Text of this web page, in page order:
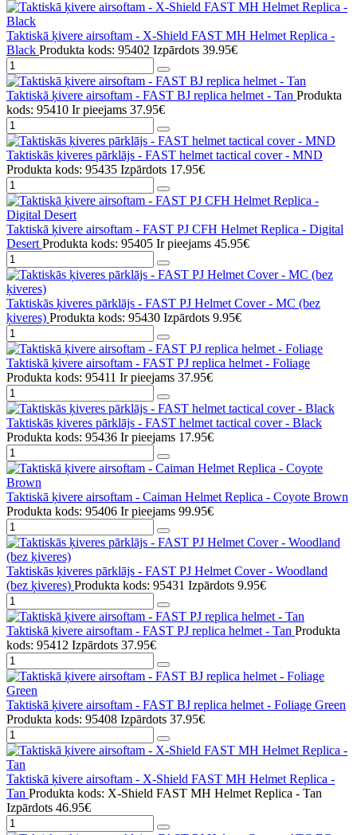
Taktiskā ķivere airsoftam - X-Shield FAST MH Helmet Replica -
Black Produkta kods: 95402 Izpārdots 39.95€
Taktiskā ķivere airsoftam - FAST BJ replica helmet - Tan Produkta
kods: 95410 Ir pieejams 37.95€
Taktiskās ķiveres pārklājs - FAST helmet tactical cover - MND
Produkta kods: 95435 Izpārdots 17.95€
Taktiskā ķivere airsoftam - FAST PJ CFH Helmet Replica - Digital
Desert Produkta kods: 95405 Ir pieejams 45.95€
Taktiskās ķiveres pārklājs - FAST PJ Helmet Cover - MC (bez
ķiveres) Produkta kods: 95430 Izpārdots 9.95€
Taktiskā ķivere airsoftam - FAST PJ replica helmet - Foliage
Produkta kods: 95411 Ir pieejams 37.95€
Taktiskās ķiveres pārklājs - FAST helmet tactical cover - Black
Produkta kods: 95436 Ir pieejams 17.95€
Taktiskā ķivere airsoftam - Caiman Helmet Replica - Coyote Brown
Produkta kods: 95406 Ir pieejams 99.95€
Taktiskās ķiveres pārklājs - FAST PJ Helmet Cover - Woodland
(bez ķiveres) Produkta kods: 95431 Izpārdots 9.95€
Taktiskā ķivere airsoftam - FAST PJ replica helmet - Tan Produkta
kods: 95412 Izpārdots 37.95€
Taktiskā ķivere airsoftam - FAST BJ replica helmet - Foliage Green
Produkta kods: 95408 Izpārdots 37.95€
Taktiskā ķivere airsoftam - X-Shield FAST MH Helmet Replica -
Tan Produkta kods: X-Shield FAST MH Helmet Replica - Tan
Izpārdots 46.95€